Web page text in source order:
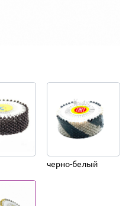
черно-белый